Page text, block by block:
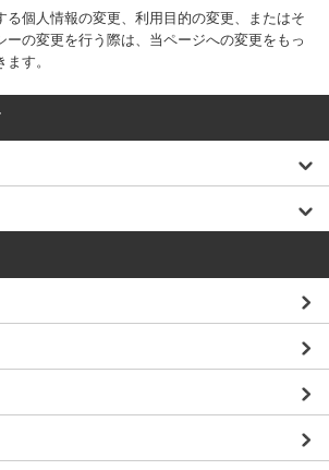
る個人情報の変更、利用目的の変更、またはそ
ーの変更を行う際は、当ページへの変更をもっ
す。